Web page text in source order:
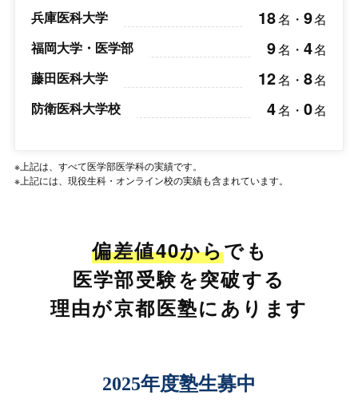
兵庫医科大学
18名 ・9名
福岡大学・医学部
9名 ・4名
藤田医科大学
12名 ・8名
防衛医科大学校
4名 ・0名
※上記は、すべて医学部医学科の実績です。
※上記には、現役生科・オンライン校の実績も含まれています。
偏差値40からでも
医学部受験を突破する
理由が京都医塾にあります
2025年度塾生募中